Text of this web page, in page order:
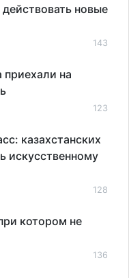
новые
143
на
123
казахстанских
искусственному
128
котором не
136